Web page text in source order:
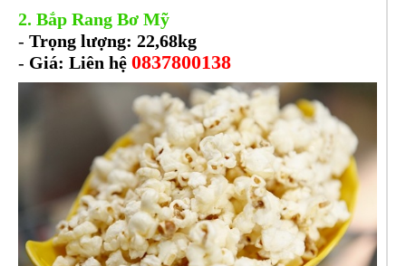
2. Bắp Rang Bơ Mỹ
- Trọng lượng: 22,68kg
- Giá: Liên hệ 0837800138